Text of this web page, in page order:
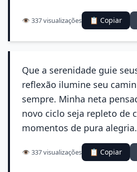
👁️ 337 visualizações 📋 Copiar
Que a serenidade guie
reflexão ilumine seu
sempre. Minha neta
novo ciclo seja repleto de
momentos de pura alegria.
👁️ 337 visualizações 📋 Copiar